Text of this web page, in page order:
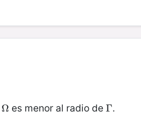
Ω
Ω es menor al radio deΓ
Γ.